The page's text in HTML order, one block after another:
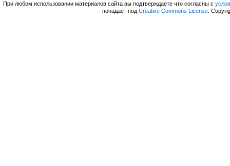
При любом использовании материалов сайта вы подтверждаете что согласны с
попадает под Creative Commons License.